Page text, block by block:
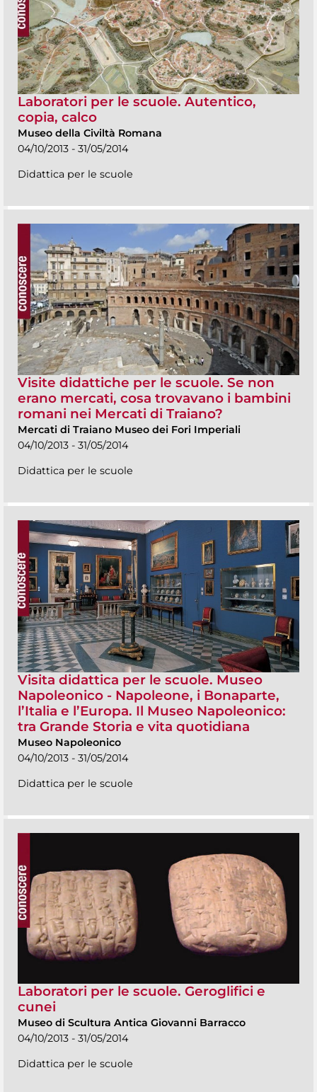
Laboratori per le scuole. Autentico,
copia, calco
Museo della Civiltà Romana
04/10/2013 - 31/05/2014
Didattica per le scuole
Visite didattiche per le scuole. Se non
erano mercati, cosa trovavano i bambini
romani nei Mercati di Traiano?
Mercati di Traiano Museo dei Fori Imperiali
04/10/2013 - 31/05/2014
Didattica per le scuole
Visita didattica per le scuole. Museo
Napoleonico - Napoleone, i Bonaparte,
l’Italia e l’Europa. Il Museo Napoleonico:
tra Grande Storia e vita quotidiana
Museo Napoleonico
04/10/2013 - 31/05/2014
Didattica per le scuole
Laboratori per le scuole. Geroglifici e
cunei
Museo di Scultura Antica Giovanni Barracco
04/10/2013 - 31/05/2014
Didattica per le scuole